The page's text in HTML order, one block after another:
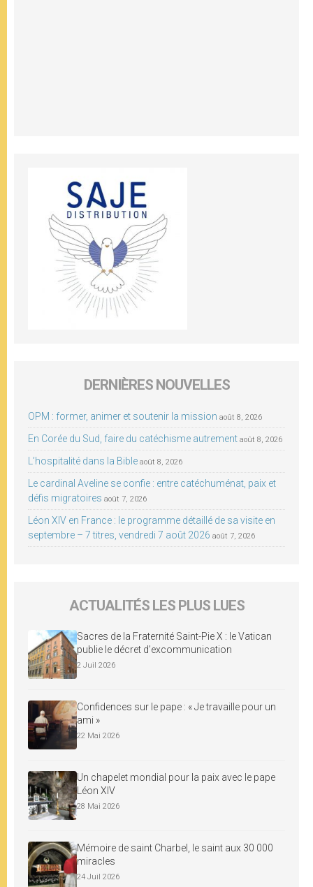
DERNIÈRES NOUVELLES
OPM : former, animer et soutenir la mission août 8, 2026
En Corée du Sud, faire du catéchisme autrement août 8, 2026
L’hospitalité dans la Bible août 8, 2026
Le cardinal Aveline se confie : entre catéchuménat, paix et
défis migratoires août 7, 2026
Léon XIV en France : le programme détaillé de sa visite en
septembre – 7 titres, vendredi 7 août 2026 août 7, 2026
ACTUALITÉS LES PLUS LUES
Sacres de la Fraternité Saint-Pie X : le Vatican
publie le décret d’excommunication
2 Juil 2026
Confidences sur le pape : « Je travaille pour un
ami »
22 Mai 2026
Un chapelet mondial pour la paix avec le pape
Léon XIV
28 Mai 2026
Mémoire de saint Charbel, le saint aux 30 000
miracles
24 Juil 2026